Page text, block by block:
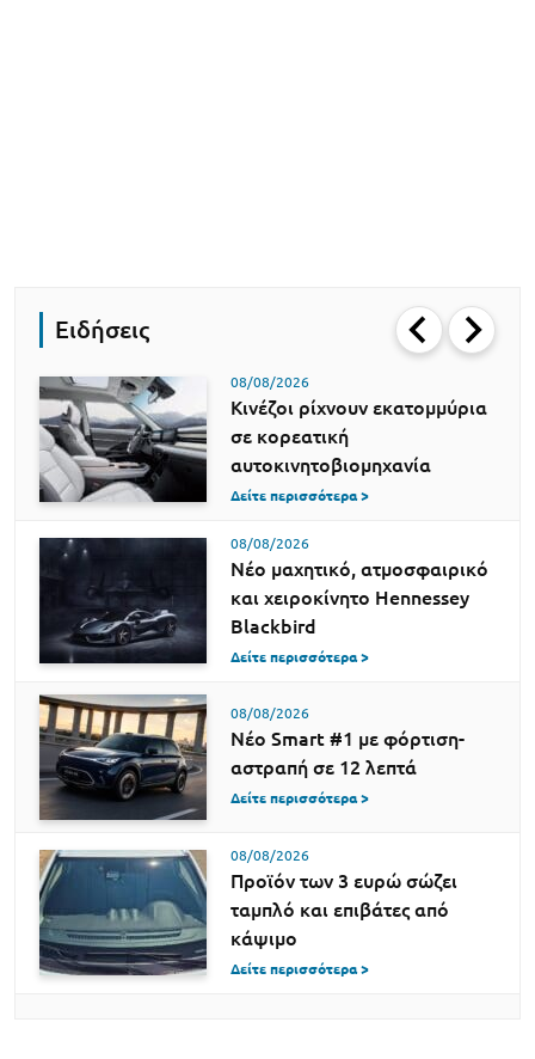
Ειδήσεις
08/08/2026
Κινέζοι ρίχνουν εκατομμύρια
σε κορεατική
αυτοκινητοβιομηχανία
Δείτε περισσότερα >
08/08/2026
Νέο μαχητικό, ατμοσφαιρικό
και χειροκίνητο Hennessey
Blackbird
Δείτε περισσότερα >
08/08/2026
Νέο Smart #1 με φόρτιση-
αστραπή σε 12 λεπτά
Δείτε περισσότερα >
08/08/2026
Προϊόν των 3 ευρώ σώζει
ταμπλό και επιβάτες από
κάψιμο
Δείτε περισσότερα >